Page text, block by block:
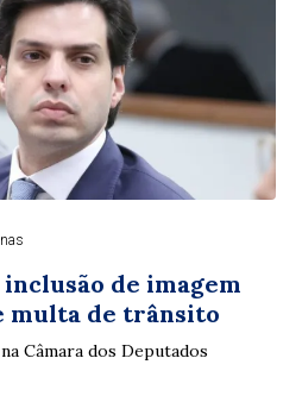
de imagem
multa de trânsito
Câmara dos Deputados